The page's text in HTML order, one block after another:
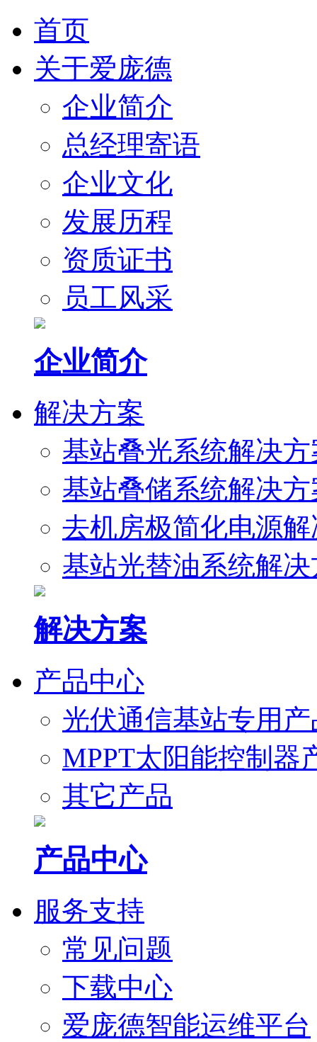
首页
关于爱庞德
企业简介
总经理寄语
企业文化
发展历程
资质证书
员工风采
企业简介
解决方案
基站叠光系统解决方
基站叠储系统解决方
去机房极简化电源
基站光替油系统解
解决方案
产品中心
光伏通信基站专用产
MPPT太阳能控制器
其它产品
产品中心
服务支持
常见问题
下载中心
爱庞德智能运维平台